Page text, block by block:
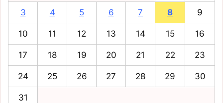
3 4 5 6 7 8 9
10 11 12 13 14 15 16
17 18 19 20 21 22 23
24 25 26 27 28 29 30
31